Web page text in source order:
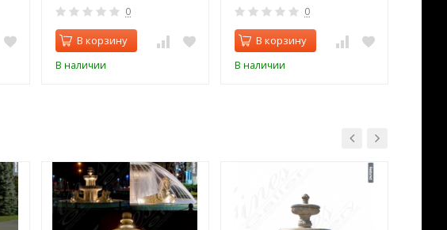
0
В корзину
В наличии
0
В корзину
В наличии